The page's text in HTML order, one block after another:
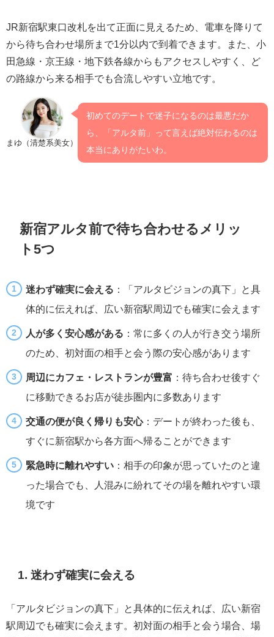
JR新宿駅東口改札を出て正面に見えるため、電車を降りて
から待ち合わせ場所まで1分以内で到着できます。また、小
田急線・京王線・地下鉄各線からもアクセスしやすく、ど
の路線から来る相手でも合流しやすい立地です。
まゆ（清楚系美女）
初めてのデートで迷子になるのは最悪だか
ら、「アルタ前」って言えば絶対伝わるのは
本当にありがたいわ。
新宿アルタ前で待ち合わせるメリッ
ト5つ
迷わず確実に会える ：「アルタビジョンの真下」と具
体的に伝えれば、広い新宿駅周辺でも確実に会えます
人が多く安心感がある ：常に多くの人が行き交う場所
のため、初対面の相手と会う際の安心感があります
周辺にカフェ・レストランが豊富 ：待ち合わせ後すぐ
に移動できるお店が徒歩圏内に多数あります
交通の便が良く帰りも安心：デートが終わった後も、
すぐに新宿駅から各方面へ帰ることができます
緊急時に離れやすい ：相手の印象が思っていたのと違
った場合でも、人混みに紛れてその場を離れやすい環
境です
1. 迷わず確実に会える
「アルタビジョンの真下」と具体的に伝えれば、広い新宿
駅周辺でも確実に会えます。初対面の相手と会う場合、場